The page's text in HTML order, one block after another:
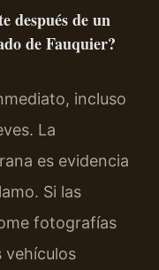
después de un
de Fauquier?
incluso
La
es evidencia
Si las
fotografías
vehículos